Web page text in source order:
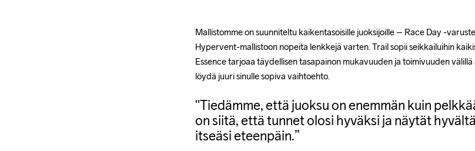
Mallistomme on suunniteltu kaikentasoisille juoksijoille – Race Day -
Hypervent-mallistoon nopeita lenkkejä varten. Trail sopii seikkailuihin
Essence tarjoaa täydellisen tasapainon mukavuuden ja toimivuuden välillä
löydä juuri sinulle sopiva vaihtoehto.
"Tiedämme, että juoksu on enemmän kuin
on siitä, että tunnet olosi hyväksi ja näytät
itseäsi eteenpäin.”